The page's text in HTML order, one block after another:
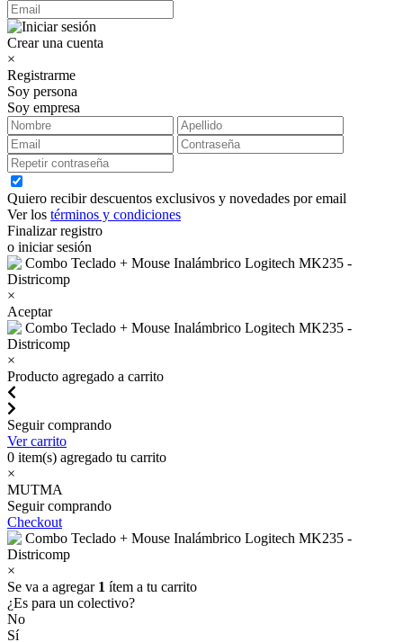
Crear una cuenta
×
Registrarme
Soy persona
Soy empresa
Quiero recibir descuentos exclusivos y novedades por email
Ver los términos y condiciones
Finalizar registro
o iniciar sesión
×
Aceptar
×
Producto agregado a carrito
Seguir comprando
Ver carrito
0 item(s) agregado tu carrito
×
MUTMA
Seguir comprando
Checkout
×
Se va a agregar 1 ítem a tu carrito
¿Es para un colectivo?
No
Sí